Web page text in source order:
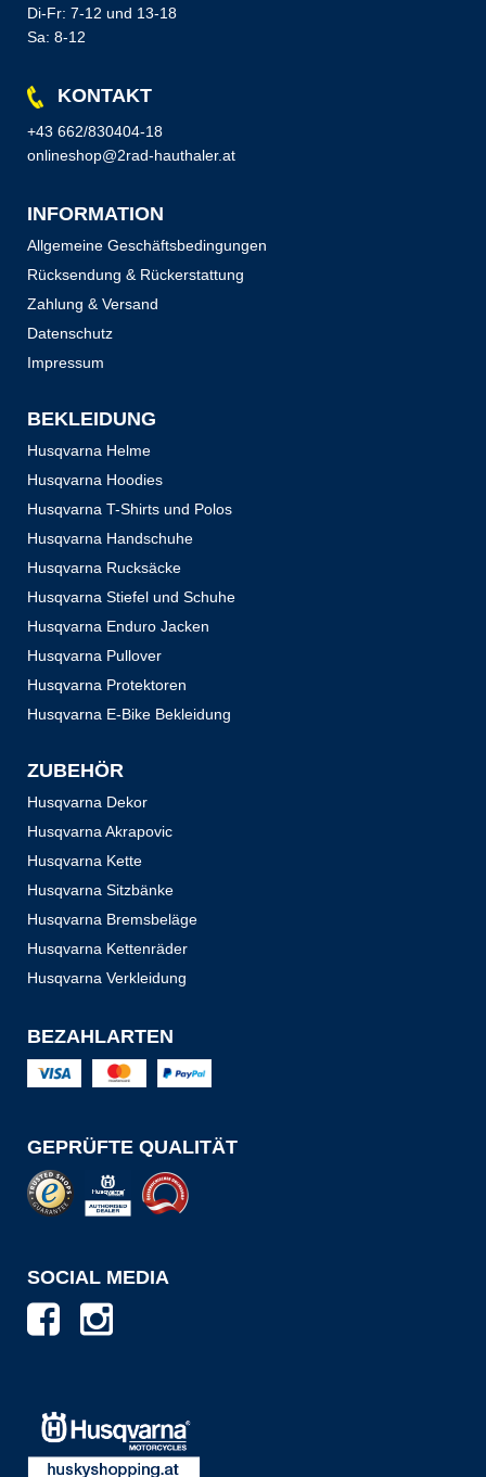
Di-Fr: 7-12 und 13-18
Sa: 8-12
KONTAKT
+43 662/830404-18
onlineshop@2rad-hauthaler.at
INFORMATION
Allgemeine Geschäftsbedingungen
Rücksendung & Rückerstattung
Zahlung & Versand
Datenschutz
Impressum
BEKLEIDUNG
Husqvarna Helme
Husqvarna Hoodies
Husqvarna T-Shirts und Polos
Husqvarna Handschuhe
Husqvarna Rucksäcke
Husqvarna Stiefel und Schuhe
Husqvarna Enduro Jacken
Husqvarna Pullover
Husqvarna Protektoren
Husqvarna E-Bike Bekleidung
ZUBEHÖR
Husqvarna Dekor
Husqvarna Akrapovic
Husqvarna Kette
Husqvarna Sitzbänke
Husqvarna Bremsbeläge
Husqvarna Kettenräder
Husqvarna Verkleidung
BEZAHLARTEN
GEPRÜFTE QUALITÄT
SOCIAL MEDIA